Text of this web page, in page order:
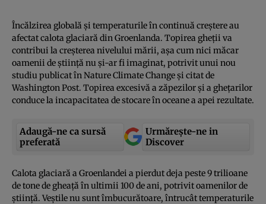
Încălzirea globală şi temperaturile în continuă creştere au
afectat calota glaciară din Groenlanda. Topirea gheţii va
contribui la creşterea nivelului mării, aşa cum nici măcar
oamenii de ştiinţă nu şi-ar fi imaginat, potrivit unui nou
studiu publicat în Nature Climate Change şi citat de
Washington Post. Topirea excesivă a zăpezilor şi a gheţarilor
conduce la incapacitatea de stocare în oceane a apei rezultate.
Adaugă-ne ca sursă
preferată
Urmărește-ne in
Discover
Calota glaciară a Groenlandei a pierdut deja peste 9 trilioane
de tone de gheaţă în ultimii 100 de ani, potrivit oamenilor de
ştiinţă. Veştile nu sunt îmbucurătoare, întrucât temperaturile